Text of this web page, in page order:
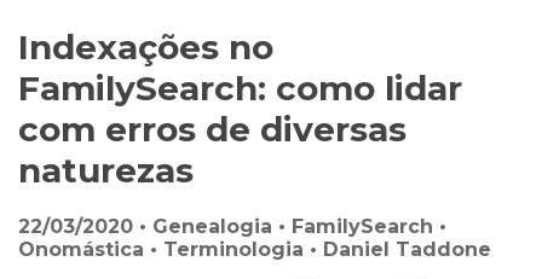
Indexações no
FamilySearch: como lidar
com erros de diversas
naturezas
22/03/2020 • Genealogia • FamilySearch •
Onomástica • Terminologia • Daniel Taddone